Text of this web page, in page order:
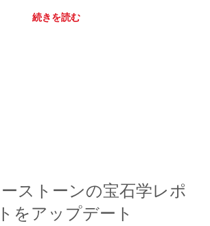
続きを読む
ストーンの宝石学レポ
をアップデート